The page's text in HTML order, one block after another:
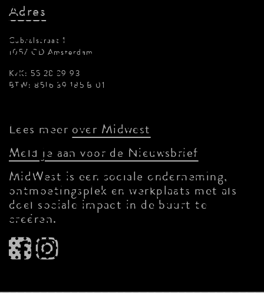
Adres
Cabralstraat 1
1057 CD Amsterdam
KvK: 55 28 39 93
BTW: 8516 39 185 B 01
Lees meer over Midwest
Meld je aan voor de Nieuwsbrief
MidWest is een sociale onderneming,
ontmoetingsplek en werkplaats met als
doel sociale impact in de buurt te
creëren.